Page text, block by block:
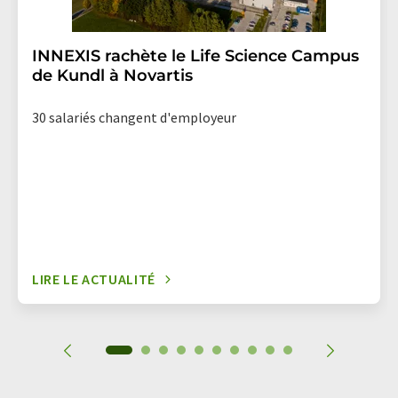
INNEXIS rachète le Life Science Campus
de Kundl à Novartis
30 salariés changent d'employeur
LIRE LE ACTUALITÉ